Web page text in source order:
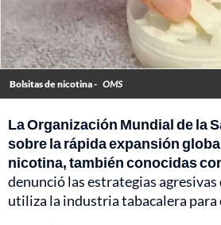
Bolsitas de nicotina - OMS
La Organización Mundial de la
sobre la rápida expansión
nicotina, también conocidas
denunció las estrategias
utiliza la industria tabacalera para